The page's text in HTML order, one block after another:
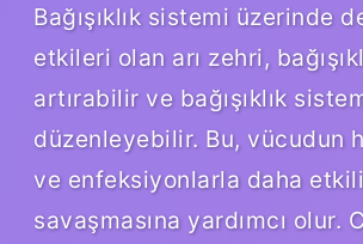
Bağışıklık sistemi üzerinde
etkileri olan arı zehri,
artırabilir ve bağışıklık
düzenleyebilir. Bu, vücudun
ve enfeksiyonlarla daha
savaşmasına yardımcı olur.